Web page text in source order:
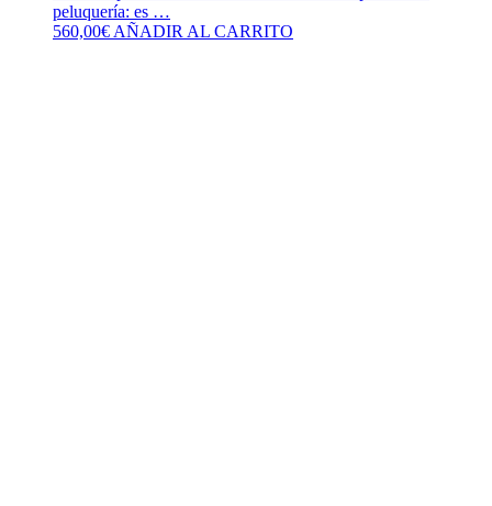
peluquería: es …
560,00€AÑADIR AL CARRITO